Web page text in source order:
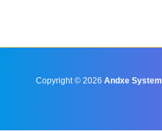
Copyright © 2026 Andxe System